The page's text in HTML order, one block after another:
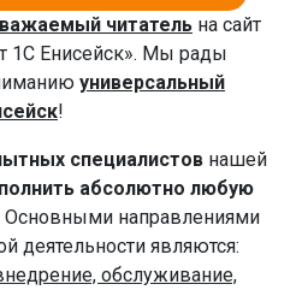
читатель на сайт
1С Енисейск». Мы рады
универсальный
!
специалистов нашей
абсолютно любую
Основными направлениями
деятельности являются:
обслуживание,